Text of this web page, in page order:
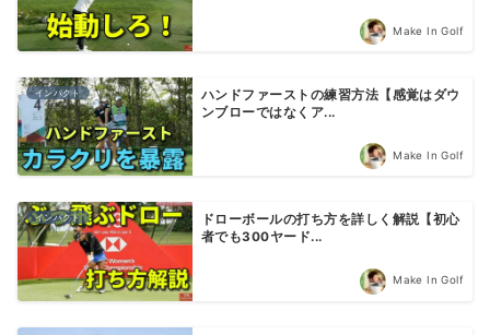
Make In Golf
インパクト
ハンドファーストの練習方法【感覚はダウ
ンブローではなくア...
Make In Golf
インパクト
ドローボールの打ち方を詳しく解説【初心
者でも300ヤード...
Make In Golf